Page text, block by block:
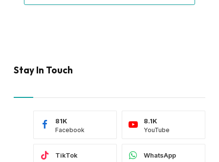
Stay In Touch
Facebook
81K
YouTube
8.1K
TikTok WhatsApp